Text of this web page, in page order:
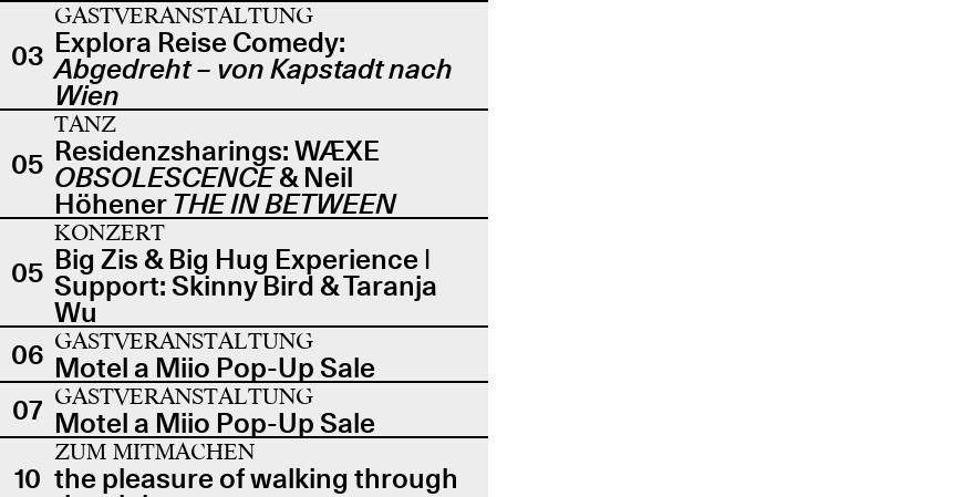
03
GASTVERANSTALTUNG
Explora Reise Comedy:
Abgedreht – von Kapstadt nach
Wien
05
TANZ
Residenzsharings: WÆXE
OBSOLESCENCE& Neil
Höhener THE IN BETWEEN
05
KONZERT
Big Zis & Big Hug Experience |
Support: Skinny Bird & Taranja
Wu
06 GASTVERANSTALTUNG
Motel a Miio Pop-Up Sale
07 GASTVERANSTALTUNG
Motel a Miio Pop-Up Sale
10
ZUM MITMACHEN
the pleasure of walking through